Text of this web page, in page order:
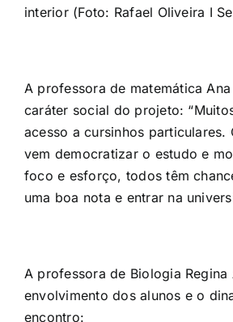
interior (Foto: Rafael Oliveira I
A professora de matemática
caráter social do projeto:
acesso a cursinhos particulares.
vem democratizar o estudo e
foco e esforço, todos têm
uma boa nota e entrar na
A professora de Biologia
envolvimento dos alunos e o
encontro: